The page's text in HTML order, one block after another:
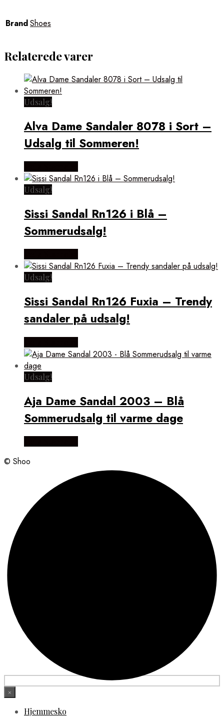
BrandShoes
Relaterede varer
Udsalg!
Alva Dame Sandaler 8078 i Sort –
Udsalg til Sommeren!
Udsalg!
Sissi Sandal Rn126 i Blå –
Sommerudsalg!
Udsalg!
Sissi Sandal Rn126 Fuxia – Trendy
sandaler på udsalg!
Udsalg!
Aja Dame Sandal 2003 – Blå
Sommerudsalg til varme dage
© Shoo
×
Hjemmesko